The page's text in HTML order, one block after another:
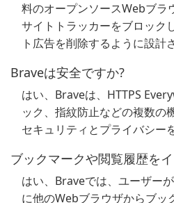
料のオープンソースWebブラ
サイトトラッカーをブロック
ト広告を削除するように設計
Braveは安全ですか?
はい、Braveは、HTTPS
ック、指紋防止などの複数の
セキュリティとプライバシー
ブックマークや閲覧履歴を
はい、Braveでは、ユーザー
に他のWebブラウザからブッ